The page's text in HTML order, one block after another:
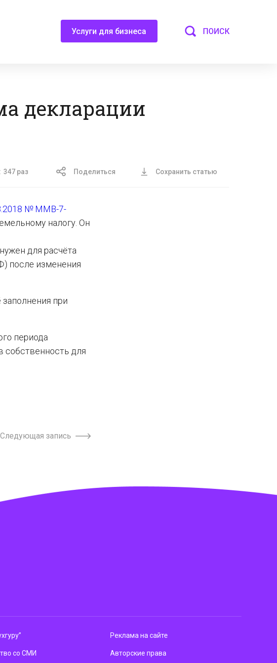
Услуги для бизнеса ПОИСК
декларации
347 раз Поделиться Сохранить статью
№ ММВ-7-
налогу. Он
для расчёта
после изменения
при
периода
собственность для
Следующая запись
со СМИ
Реклама на сайте
Авторские права